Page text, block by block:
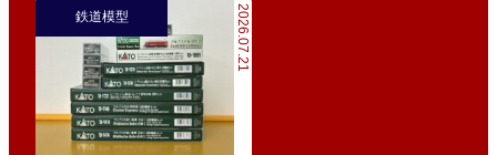
2026.07.21
鉄道模型